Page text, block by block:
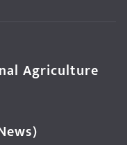
Agriculture